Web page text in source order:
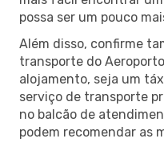
possa ser um pouco
Além disso, confirme
transporte do
alojamento, seja um
serviço de transporte
no balcão de
podem recomendar as